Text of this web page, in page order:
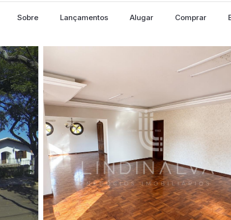
Sobre Lançamentos Alugar Comprar